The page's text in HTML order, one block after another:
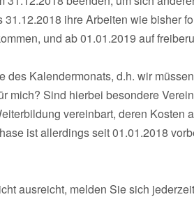
ihre Arbeiten wie bisher
und ab 01.01.2019 auf
des Kalendermonats, d.h. wir
mich? Sind hierbei besondere
vereinbart, deren Kosten
ist allerdings seit 01.01.2018
ausreicht, melden Sie sich